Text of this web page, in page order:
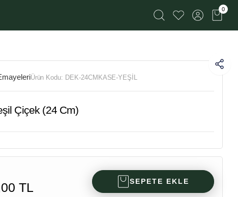
0
Ürün Kodu: DEK-24CMKASE-YEŞİL
Çiçek (24 Cm)
TL SEPETE EKLE